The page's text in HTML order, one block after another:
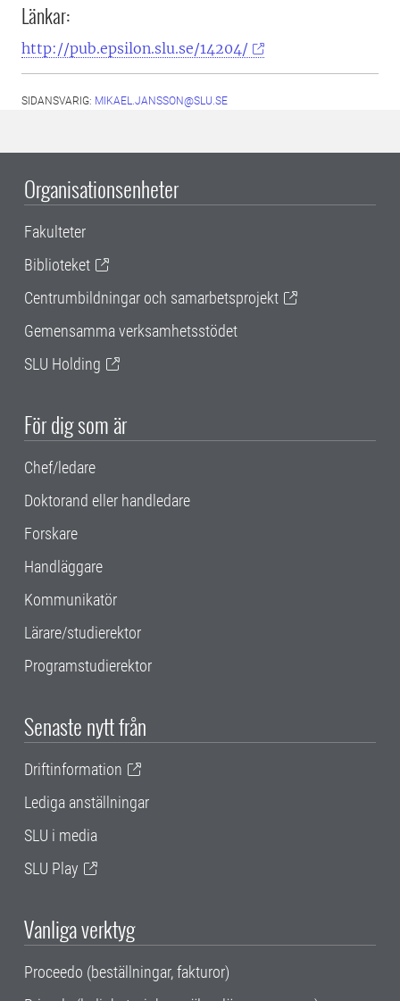
Länkar:
http://pub.epsilon.slu.se/14204/
SIDANSVARIG: MIKAEL.JANSSON@SLU.SE
Organisationsenheter
Fakulteter
Biblioteket
Centrumbildningar och samarbetsprojekt
Gemensamma verksamhetsstödet
SLU Holding
För dig som är
Chef/ledare
Doktorand eller handledare
Forskare
Handläggare
Kommunikatör
Lärare/studierektor
Programstudierektor
Senaste nytt från
Driftinformation
Lediga anställningar
SLU i media
SLU Play
Vanliga verktyg
Proceedo (beställningar, fakturor)